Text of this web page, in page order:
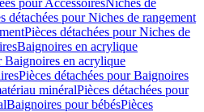
pour AccessoiresNiches de
détachées pour Niches de rangement
Pièces détachées pour Niches de
Baignoires en acrylique
Baignoires en acrylique
Pièces détachées pour Baignoires
minéralPièces détachées pour
Baignoires pour bébésPièces